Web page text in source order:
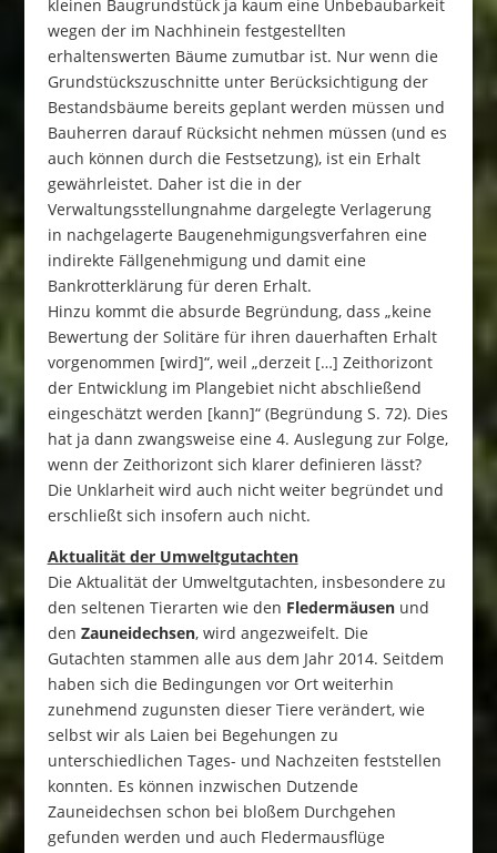
kleinen Baugrundstück ja kaum eine Unbebaubarkeit
wegen der im Nachhinein festgestellten
erhaltenswerten Bäume zumutbar ist. Nur wenn die
Grundstückszuschnitte unter Berücksichtigung der
Bestandsbäume bereits geplant werden müssen und
Bauherren darauf Rücksicht nehmen müssen (und es
auch können durch die Festsetzung), ist ein Erhalt
gewährleistet. Daher ist die in der
Verwaltungsstellungnahme dargelegte Verlagerung
in nachgelagerte Baugenehmigungsverfahren eine
indirekte Fällgenehmigung und damit eine
Bankrotterklärung für deren Erhalt.
Hinzu kommt die absurde Begründung, dass „keine
Bewertung der Solitäre für ihren dauerhaften Erhalt
vorgenommen [wird]“, weil „derzeit […] Zeithorizont
der Entwicklung im Plangebiet nicht abschließend
eingeschätzt werden [kann]“ (Begründung S. 72). Dies
hat ja dann zwangsweise eine 4. Auslegung zur Folge,
wenn der Zeithorizont sich klarer definieren lässt?
Die Unklarheit wird auch nicht weiter begründet und
erschließt sich insofern auch nicht.
Aktualität der Umweltgutachten
Die Aktualität der Umweltgutachten, insbesondere zu
den seltenen Tierarten wie den Fledermäusenund
den Zauneidechsen, wird angezweifelt. Die
Gutachten stammen alle aus dem Jahr 2014. Seitdem
haben sich die Bedingungen vor Ort weiterhin
zunehmend zugunsten dieser Tiere verändert, wie
selbst wir als Laien bei Begehungen zu
unterschiedlichen Tages- und Nachzeiten feststellen
konnten. Es können inzwischen Dutzende
Zauneidechsen schon bei bloßem Durchgehen
gefunden werden und auch Fledermausflüge